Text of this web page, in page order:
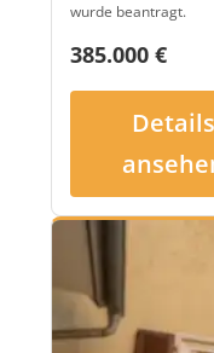
wurde beantragt.
385.000 €
Details